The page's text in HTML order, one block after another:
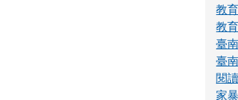
教
教
臺
臺
閱
家